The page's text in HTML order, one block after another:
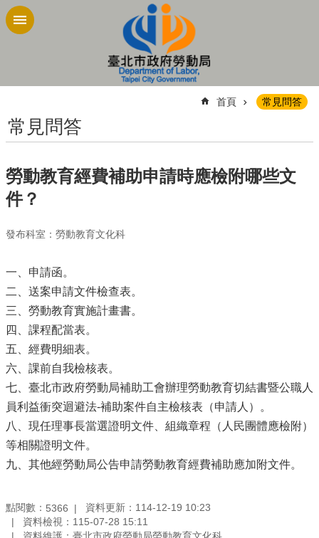
跳到主要內容區塊
首頁 常見問答
常見問答
勞動教育經費補助申請時應檢附哪些文
件？
發布科室：勞動教育文化科
一、申請函。
二、送案申請文件檢查表。
三、勞動教育實施計畫書。
四、課程配當表。
五、經費明細表。
六、課前自我檢核表。
七、臺北市政府勞動局補助工會辦理勞動教育切結書暨公職人
員利益衝突迴避法-補助案件自主檢核表（申請人）。
八、現任理事長當選證明文件、組織章程（人民團體應檢附）
等相關證明文件。
九、其他經勞動局公告申請勞動教育經費補助應加附文件。
點閱數： 5366
資料更新：114-12-19 10:23
資料檢視：115-07-28 15:11
資料維護：臺北市政府勞動局勞動教育文化科